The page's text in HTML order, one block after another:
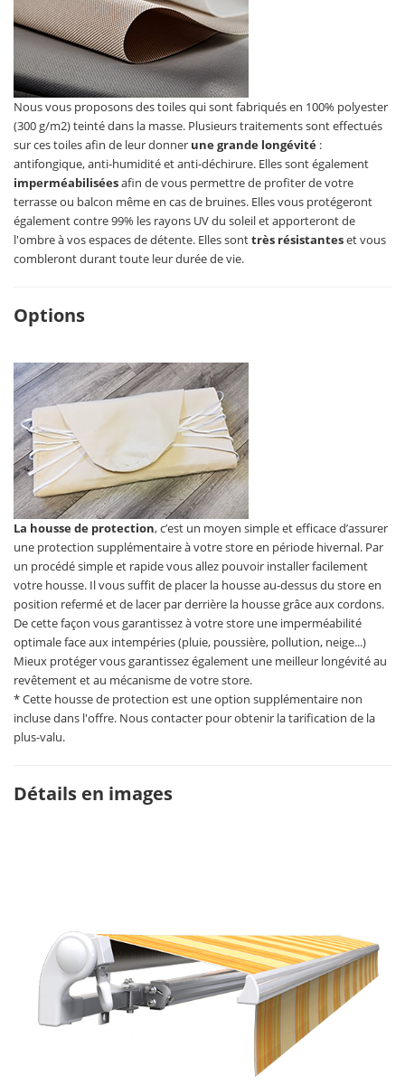
Nous vous proposons des toiles qui sont fabriqués en 100% polyester
(300 g/m2) teinté dans la masse. Plusieurs traitements sont effectués
sur ces toiles afin de leur donner une grande longévité :
antifongique, anti-humidité et anti-déchirure. Elles sont également
imperméabiliséesafin de vous permettre de profiter de votre
terrasse ou balcon même en cas de bruines. Elles vous protégeront
également contre 99% les rayons UV du soleil et apporteront de
l'ombre à vos espaces de détente. Elles sonttrès résistanteset vous
combleront durant toute leur durée de vie.
Options
La housse de protection, c’est un moyen simple et efficace d’assurer
une protection supplémentaire à votre store en période hivernal. Par
un procédé simple et rapide vous allez pouvoir installer facilement
votre housse. Il vous suffit de placer la housse au-dessus du store en
position refermé et de lacer par derrière la housse grâce aux cordons.
De cette façon vous garantissez à votre store une imperméabilité
optimale face aux intempéries (pluie, poussière, pollution, neige...)
Mieux protéger vous garantissez également une meilleur longévité au
revêtement et au mécanisme de votre store.
* Cette housse de protection est une option supplémentaire non
incluse dans l'offre. Nous contacter pour obtenir la tarification de la
plus-valu.
Détails en images